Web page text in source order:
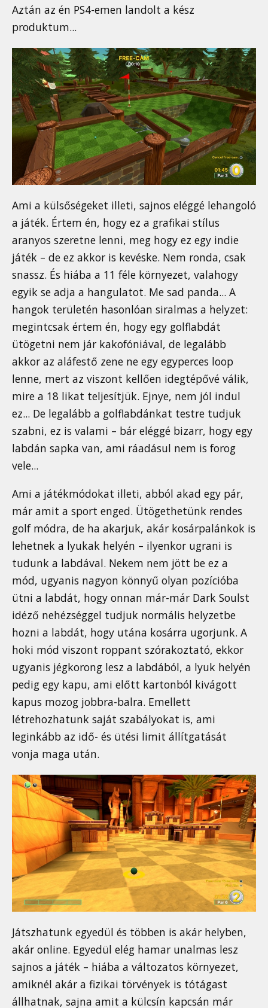
Aztán az én PS4-emen landolt a kész
produktum...
Ami a külsőségeket illeti, sajnos eléggé lehangoló
a játék. Értem én, hogy ez a grafikai stílus
aranyos szeretne lenni, meg hogy ez egy indie
játék – de ez akkor is kevéske. Nem ronda, csak
snassz. És hiába a 11 féle környezet, valahogy
egyik se adja a hangulatot. Me sad panda... A
hangok területén hasonlóan siralmas a helyzet:
megintcsak értem én, hogy egy golflabdát
ütögetni nem jár kakofóniával, de legalább
akkor az aláfestő zene ne egy egyperces loop
lenne, mert az viszont kellően idegtépővé válik,
mire a 18 likat teljesítjük. Ejnye, nem jól indul
ez... De legalább a golflabdánkat testre tudjuk
szabni, ez is valami – bár eléggé bizarr, hogy egy
labdán sapka van, ami ráadásul nem is forog
vele...
Ami a játékmódokat illeti, abból akad egy pár,
már amit a sport enged. Ütögethetünk rendes
golf módra, de ha akarjuk, akár kosárpalánkok is
lehetnek a lyukak helyén – ilyenkor ugrani is
tudunk a labdával. Nekem nem jött be ez a
mód, ugyanis nagyon könnyű olyan pozícióba
ütni a labdát, hogy onnan már-már Dark Soulst
idéző nehézséggel tudjuk normális helyzetbe
hozni a labdát, hogy utána kosárra ugorjunk. A
hoki mód viszont roppant szórakoztató, ekkor
ugyanis jégkorong lesz a labdából, a lyuk helyén
pedig egy kapu, ami előtt kartonból kivágott
kapus mozog jobbra-balra. Emellett
létrehozhatunk saját szabályokat is, ami
leginkább az idő- és ütési limit állítgatását
vonja maga után.
Játszhatunk egyedül és többen is akár helyben,
akár online. Egyedül elég hamar unalmas lesz
sajnos a játék – hiába a változatos környezet,
amiknél akár a fizikai törvények is tótágast
állhatnak, sajna amit a külcsín kapcsán már